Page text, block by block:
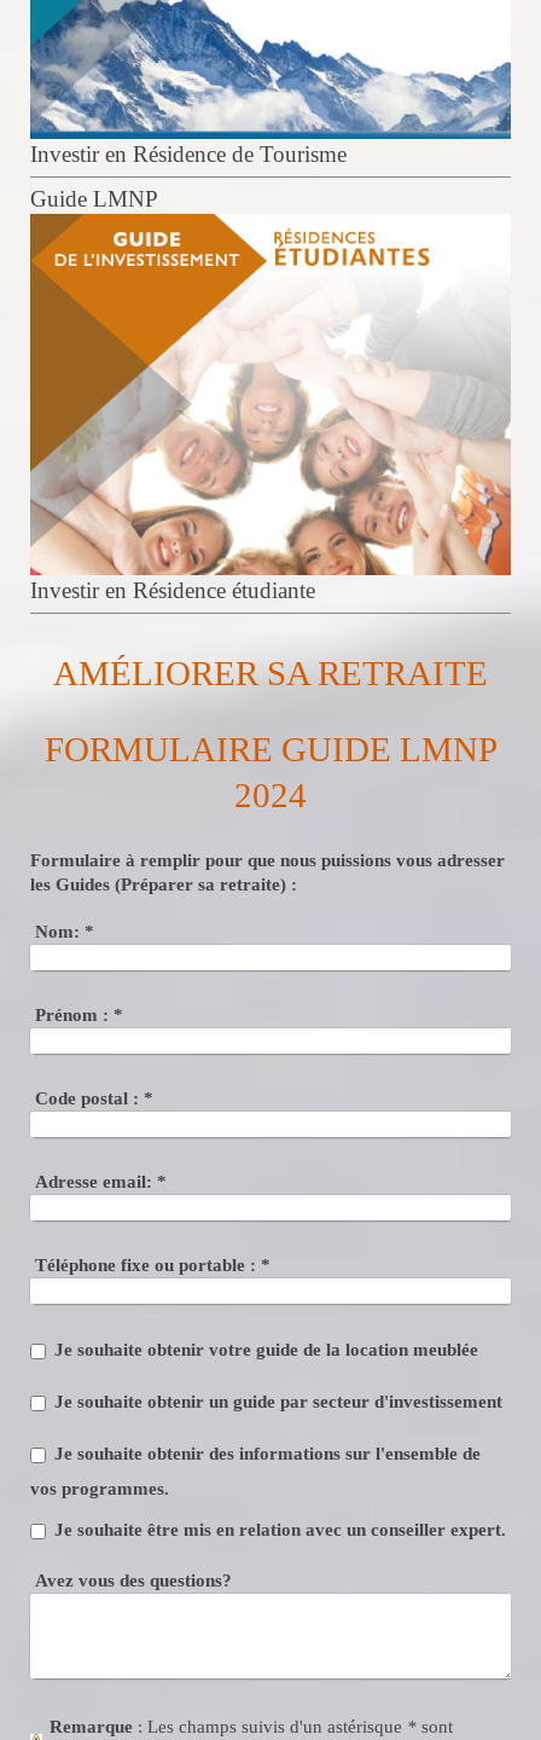
Investir en Résidence de Tourisme
Guide LMNP
Investir en Résidence étudiante
AMÉLIORER SA RETRAITE
FORMULAIRE GUIDE LMNP
2024
Formulaire à remplir pour que nous puissions vous adresser
les Guides (Préparer sa retraite) :
Nom: *
Prénom : *
Code postal : *
Adresse email: *
Téléphone fixe ou portable : *
Je souhaite obtenir votre guide de la location meublée
Je souhaite obtenir un guide par secteur d'investissement
Je souhaite obtenir des informations sur l'ensemble de
vos programmes.
Je souhaite être mis en relation avec un conseiller expert.
Avez vous des questions?
Remarque : Les champs suivis d'un astérisque * sont